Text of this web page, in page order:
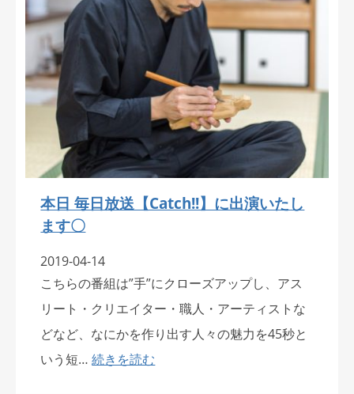
本日 毎日放送【Catch!!】に出演いたし
ます〇
2019-04-14
こちらの番組は”手”にクローズアップし、アス
リート・クリエイター・職人・アーティストな
どなど、なにかを作り出す人々の魅力を45秒と
いう短…続きを読む